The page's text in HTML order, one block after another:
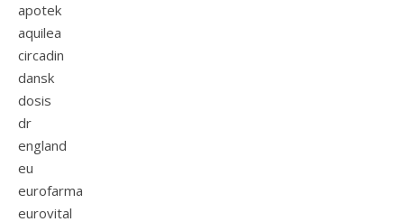
apotek
aquilea
circadin
dansk
dosis
dr
england
eu
eurofarma
eurovital